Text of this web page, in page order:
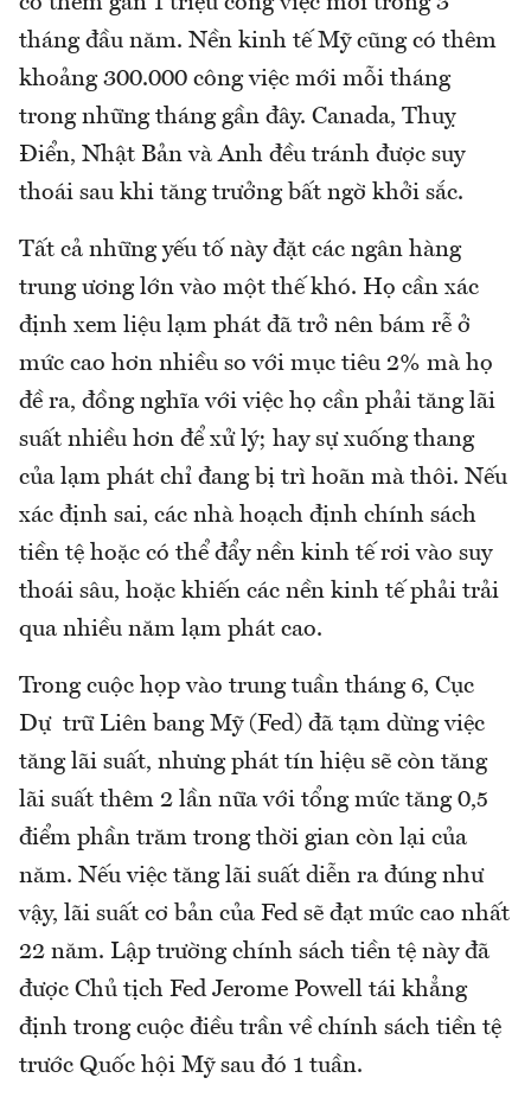
tháng đầu năm. Nền kinh tế Mỹ cũng có thêm
khoảng 300.000 công việc mới mỗi tháng
trong những tháng gần đây. Canada, Thuỵ
Điển, Nhật Bản và Anh đều tránh được suy
thoái sau khi tăng trưởng bất ngờ khởi sắc.
Tất cả những yếu tố này đặt các ngân hàng
trung ương lớn vào một thế khó. Họ cần xác
định xem liệu lạm phát đã trở nên bám rễ ở
mức cao hơn nhiều so với mục tiêu 2% mà họ
đề ra, đồng nghĩa với việc họ cần phải tăng lãi
suất nhiều hơn để xử lý; hay sự xuống thang
của lạm phát chỉ đang bị trì hoãn mà thôi. Nếu
xác định sai, các nhà hoạch định chính sách
tiền tệ hoặc có thể đẩy nền kinh tế rơi vào suy
thoái sâu, hoặc khiến các nền kinh tế phải trải
qua nhiều năm lạm phát cao.
Trong cuộc họp vào trung tuần tháng 6, Cục
Dự trữ Liên bang Mỹ (Fed) đã tạm dừng việc
tăng lãi suất, nhưng phát tín hiệu sẽ còn tăng
lãi suất thêm 2 lần nữa với tổng mức tăng 0,5
điểm phần trăm trong thời gian còn lại của
năm. Nếu việc tăng lãi suất diễn ra đúng như
vậy, lãi suất cơ bản của Fed sẽ đạt mức cao nhất
22 năm. Lập trường chính sách tiền tệ này đã
được Chủ tịch Fed Jerome Powell tái khẳng
định trong cuộc điều trần về chính sách tiền tệ
trước Quốc hội Mỹ sau đó 1 tuần.